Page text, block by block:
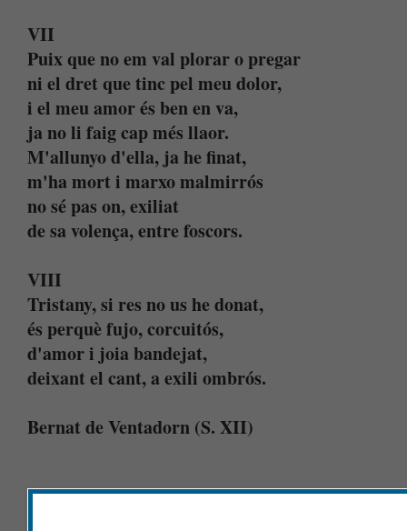
VII
Puix que no em val plorar o pregar
ni el dret que tinc pel meu dolor,
i el meu amor és ben en va,
ja no li faig cap més llaor.
M'allunyo d'ella, ja he finat,
m'ha mort i marxo malmirrós
no sé pas on, exiliat
de sa volença, entre foscors.
VIII
Tristany, si res no us he donat,
és perquè fujo, corcuitós,
d'amor i joia bandejat,
deixant el cant, a exili ombrós.
Bernat de Ventadorn (S. XII)